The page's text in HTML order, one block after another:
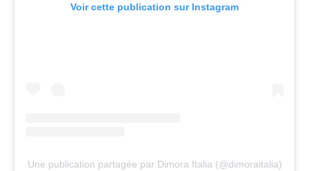
Voir cette publication sur Instagram
Une publication partagée par Dimora Italia (@dimoraitalia)